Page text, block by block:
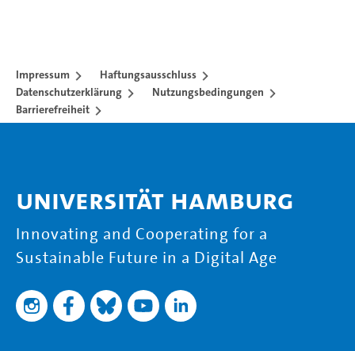
Impressum
Haftungsausschluss
Datenschutzerklärung
Nutzungsbedingungen
Barrierefreiheit
Universität Hamburg
Innovating and Cooperating for a
Sustainable Future in a Digital Age